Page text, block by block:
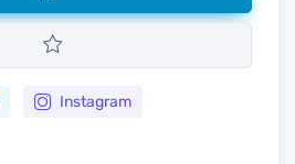
Instagram